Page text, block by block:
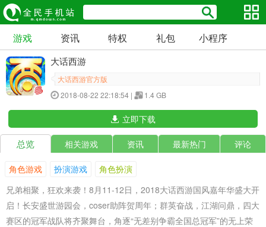
游戏 资讯 特权 礼包 小程序
大话西游
大话西游官方版
2018-08-22 22:18:54 |
1.4 GB
立即下载
总览 相关游戏 资讯 最新热门 评论
角色游戏 扮演游戏
角色扮演
兄弟相聚，狂欢来袭！8月11-12日，2018大话西游国风嘉年华盛大开
启！长安盛世游园会，coser助阵贺周年；群英奋战，江湖问鼎，四大
赛区的冠军战队将齐聚舞台，角逐“无差别争霸全国总冠军”的无上荣